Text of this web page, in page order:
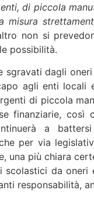
di piccola
non si
possibilità.
dagli
agli enti locali
di piccola
finanziarie, così
a
per via
una più chiara
da oneri
responsabilità,